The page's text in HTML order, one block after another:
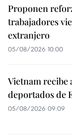
Proponen
trabajadores
extranjero
05/08/2026 10:00
Vietnam recibe
deportados de
05/08/2026 09:09